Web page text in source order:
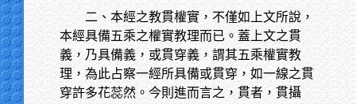
二、本經之教貫權實，不僅如上文所說，
本經具備五乘之權實教理而已。蓋上文之貫
義，乃具備義，或貫穿義，謂其五乘權實教
理，為此占察一經所具備或貫穿，如一線之貫
穿許多花蕊然。今則進而言之，貫者，貫攝